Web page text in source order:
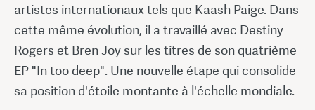
artistes internationaux tels que Kaash Paige. Dans
cette même évolution, il a travaillé avec Destiny
Rogers et Bren Joy sur les titres de son quatrième
EP "In too deep". Une nouvelle étape qui consolide
sa position d'étoile montante à l'échelle mondiale.